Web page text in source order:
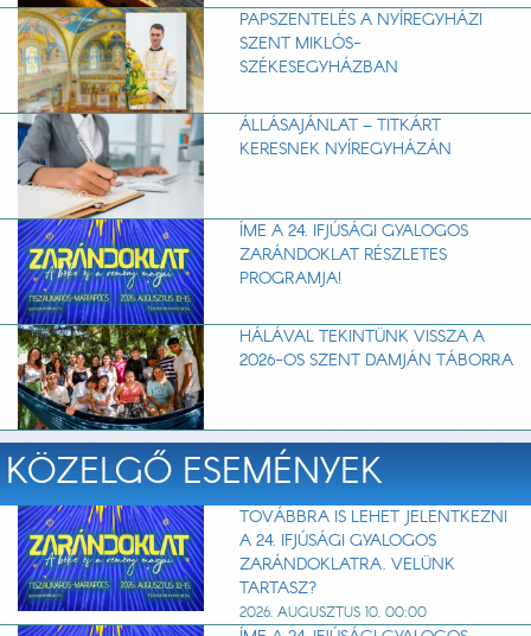
PAPSZENTELÉS A NYÍREGYHÁZI
SZENT MIKLÓS-
SZÉKESEGYHÁZBAN
ÁLLÁSAJÁNLAT – TITKÁRT
KERESNEK NYÍREGYHÁZÁN
ÍME A 24. IFJÚSÁGI GYALOGOS
ZARÁNDOKLAT RÉSZLETES
PROGRAMJA!
HÁLÁVAL TEKINTÜNK VISSZA A
2026-OS SZENT DAMJÁN TÁBORRA
KÖZELGŐ ESEMÉNYEK
TOVÁBBRA IS LEHET JELENTKEZNI
A 24. IFJÚSÁGI GYALOGOS
ZARÁNDOKLATRA. VELÜNK
TARTASZ?
2026. AUGUSZTUS 10. 00:00